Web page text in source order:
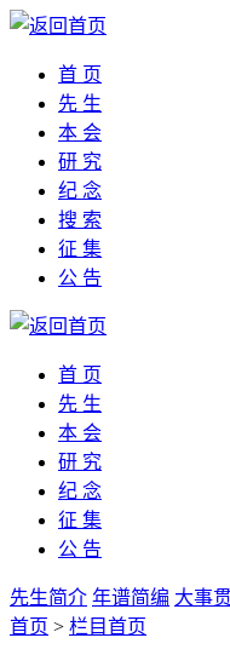
首 页
先 生
本 会
研 究
纪 念
搜 索
征 集
公 告
首 页
先 生
本 会
研 究
纪 念
征 集
公 告
先生简介 年谱简编 大事
首页 > 栏目首页